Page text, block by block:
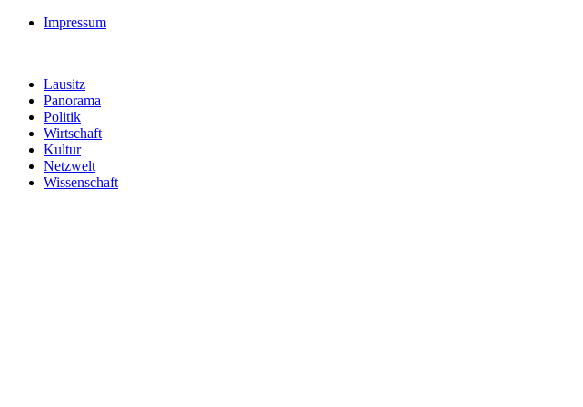
Impressum
Lausitz
Panorama
Politik
Wirtschaft
Kultur
Netzwelt
Wissenschaft